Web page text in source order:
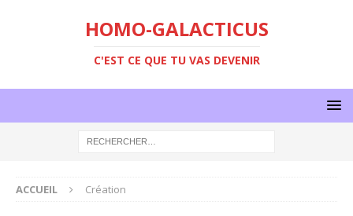
HOMO-GALACTICUS
C'EST CE QUE TU VAS DEVENIR
ACCUEIL Création